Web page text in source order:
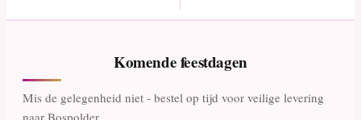
Komende feestdagen
Mis de gelegenheid niet - bestel op tijd voor veilige levering
naar Bospolder.